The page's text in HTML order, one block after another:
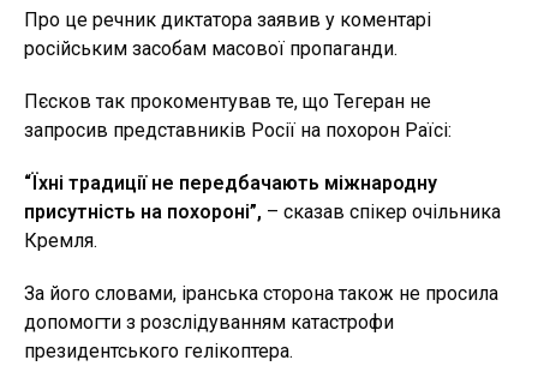
Про це речник диктатора заявив у коментарі
російським засобам масової пропаганди.
Пєсков так прокоментував те, що Тегеран не
запросив представників Росії на похорон Раїсі:
“Їхні традиції не передбачають міжнародну
присутність на похороні”, – сказав спікер очільника
Кремля.
За його словами, іранська сторона також не просила
допомогти з розслідуванням катастрофи
президентського гелікоптера.